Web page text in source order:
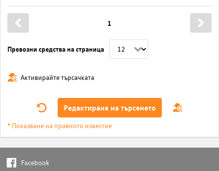
Превозни средства на страница
1
Активирайте търсачката
Редактиране на търсенето
* Показване на правното известие
Facebook